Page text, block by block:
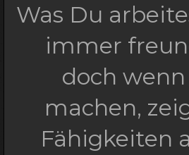
Was Du
immer
doch
machen,
Fähigkeiten